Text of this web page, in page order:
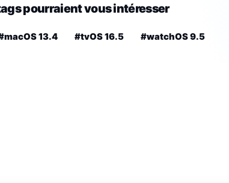
pourraient vous intéresser
13.4 #tvOS 16.5 #watchOS 9.5